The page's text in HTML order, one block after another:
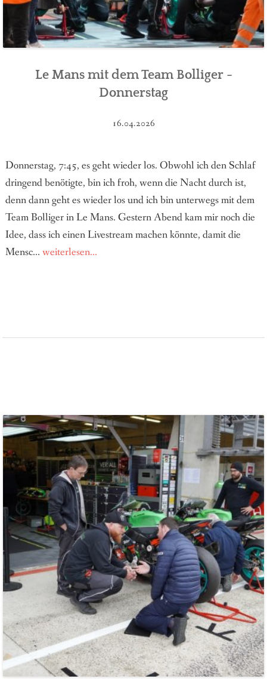
Le Mans mit dem Team Bolliger -
Donnerstag
16.04.2026
Donnerstag, 7:45, es geht wieder los. Obwohl ich den Schlaf
dringend benötigte, bin ich froh, wenn die Nacht durch ist,
denn dann geht es wieder los und ich bin unterwegs mit dem
Team Bolliger in Le Mans. Gestern Abend kam mir noch die
Idee, dass ich einen Livestream machen könnte, damit die
Mensc... weiterlesen...